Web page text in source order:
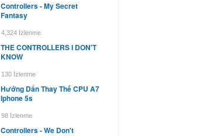
Controllers - My Secret
Fantasy
4,324 İzlenme
THE CONTROLLERS I DON'T
KNOW
130 İzlenme
Hướng Dẩn Thay Thế CPU A7
Iphone 5s
98 İzlenme
Controllers - We Don't